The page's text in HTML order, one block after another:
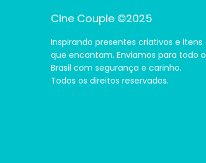
Cine Couple ©2025
Inspirando presentes criativos e itens
que encantam. Enviamos para todo o
Brasil com segurança e carinho.
Todos os direitos reservados.